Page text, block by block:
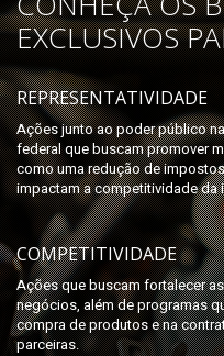
EXCLUSIVOS
REPRESENTATIVIDADE
Ações junto ao poder público
federal que buscam promover
como uma redução de
impactam a competitividade da
COMPETITIVIDADE
Ações que buscam fortalecer
negócios, além de programas
compra de produtos e na
parceiras.